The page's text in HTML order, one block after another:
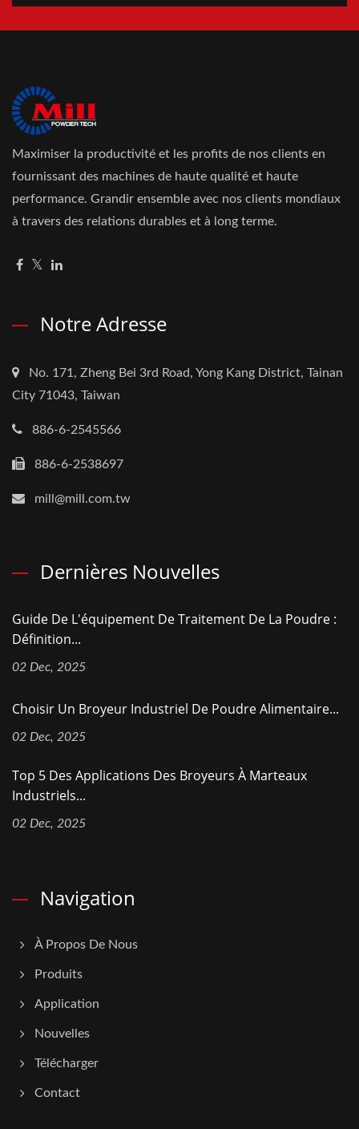
Maximiser la productivité et les profits de nos clients en
fournissant des machines de haute qualité et haute
performance. Grandir ensemble avec nos clients mondiaux
à travers des relations durables et à long terme.
Notre Adresse
No. 171, Zheng Bei 3rd Road, Yong Kang District, Tainan
City 71043, Taiwan
886-6-2545566
886-6-2538697
mill@mill.com.tw
Dernières Nouvelles
Guide De L'équipement De Traitement De La Poudre :
Définition...
02 Dec, 2025
Choisir Un Broyeur Industriel De Poudre Alimentaire...
02 Dec, 2025
Top 5 Des Applications Des Broyeurs À Marteaux
Industriels...
02 Dec, 2025
Navigation
À Propos De Nous
Produits
Application
Nouvelles
Télécharger
Contact